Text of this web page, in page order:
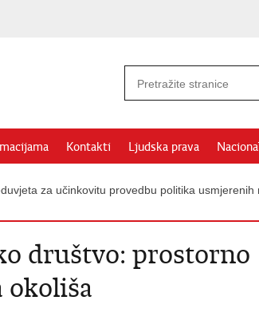
Kontakti Ljudska prava
za učinkovitu provedbu politika usmjerenih
društvo: prostorno
okoliša